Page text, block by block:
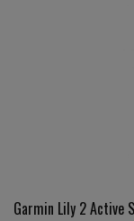
Garmin Lily 2 Active